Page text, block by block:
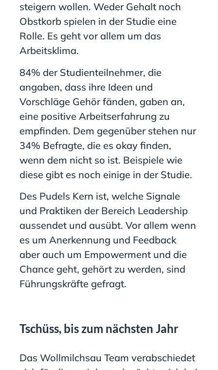
steigern wollen. Weder Gehalt noch
Obstkorb spielen in der Studie eine
Rolle. Es geht vor allem um das
Arbeitsklima.
84% der Studienteilnehmer, die
angaben, dass ihre Ideen und
Vorschläge Gehör fänden, gaben an,
eine positive Arbeitserfahrung zu
empfinden. Dem gegenüber stehen nur
34% Befragte, die es okay finden,
wenn dem nicht so ist. Beispiele wie
diese gibt es noch einige in der Studie.
Des Pudels Kern ist, welche Signale
und Praktiken der Bereich Leadership
aussendet und ausübt. Vor allem wenn
es um Anerkennung und Feedback
aber auch um Empowerment und die
Chance geht, gehört zu werden, sind
Führungskräfte gefragt.
Tschüss, bis zum nächsten Jahr
Das Wollmilchsau Team verabschiedet